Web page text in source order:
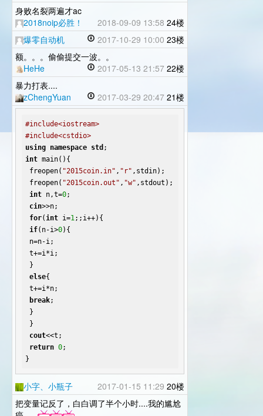
身败名裂两遍才ac
2018noip必胜！
2018-09-09 13:58 24楼
爆零自动机
2017-10-29 10:00 23楼
额。。。偷偷提交一波。。
HeHe
2017-05-13 21:57 22楼
暴力打表....
zChengYuan
2017-03-29 20:47 21楼
#include<iostream>
#include<cstdio>
using
namespace std ;
int main(){
freopen( "2015coin.in" , "r" ,stdin);
freopen( "2015coin.out" , "w" ,stdout);
int n,t=0;
cin>>n;
for( int i=1 ;;i++){
if(n-i>0){
n=n-i;
t+=i*i;
}
else{
t+=i*n;
break;
}
}
cout<<t;
return 0;
}
小字、小瓶子 2017-01-15 11:29 20楼
把变量记反了，白白调了半个小时....我的尴尬